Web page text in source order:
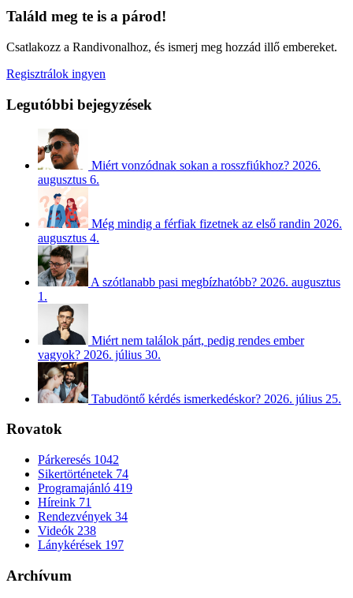
Találd meg te is a párod!
Csatlakozz a Randivonalhoz, és ismerj meg hozzád illő embereket.
Regisztrálok ingyen
Legutóbbi bejegyzések
Miért vonzódnak sokan a rosszfiúkhoz? 2026.
augusztus 6.
Még mindig a férfiak fizetnek az első randin 2026.
augusztus 4.
A szótlanabb pasi megbízhatóbb? 2026. augusztus
1.
Miért nem találok párt, pedig rendes ember
vagyok? 2026. július 30.
Tabudöntő kérdés ismerkedéskor? 2026. július 25.
Rovatok
Párkeresés 1042
Sikertörténetek 74
Programajánló 419
Híreink 71
Rendezvények 34
Videók 238
Lánykérések 197
Archívum